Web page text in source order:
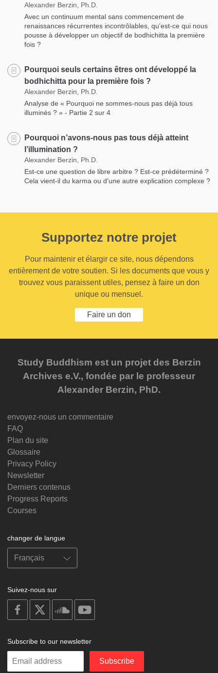
Alexander Berzin, Ph.D.
Avec un continuum mental sans commencement de
renaissances récurrentes incontrôlables, qu'est-ce qui nous
pousse à développer un objectif de bodhichitta la première
fois ?
Pourquoi seuls certains êtres ont développé la
bodhichitta pour la première fois ?
Alexander Berzin, Ph.D.
Analyse de « Pourquoi ne sommes-nous pas déjà tous
illuminés ? » - Partie 2 sur 4
Pourquoi n’avons-nous pas tous déjà atteint
l’illumination ?
Alexander Berzin, Ph.D.
Est-ce une question de libre arbitre ? Est-ce prédéterminé ?
Cela vient-il du karma ou d'une autre explication complexe ?
Supportez notre projet
Pour maintenir et élargir ce site, nous dépendons
entièrement de votre soutien. Si les documents que vous y
trouvez vous paraissent utiles, pensez à faire un don
unique ou mensuel.
Faire un don
Study Buddhism est un projet des Berzin
Archives e.V., fondée par le professeur
Alexander Berzin, PhD.
envoyez-nous un commentaire
FAQ
Plan du site
Glossaire
Privacy Policy
Newsletter
Derniers contenus
Progress Reports
Courses
changer de langue
Suivez-nous sur
on
facebook
soundcloud
Subscribe to our newsletter
Enter
Subscribe